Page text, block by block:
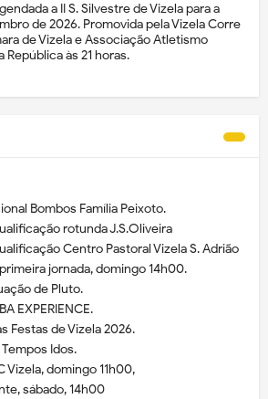
a II S. Silvestre de Vizela para a
de 2026. Promovida pela Vizela Corre
de Vizela e Associação Atletismo
República às 21 horas.
Bombos Família Peixoto.
rotunda J.S.Oliveira
Centro Pastoral Vizela S. Adrião
jornada, domingo 14h00.
de Pluto.
EXPERIENCE.
Festas de Vizela 2026.
Idos.
Vizela, domingo 11h00,
sábado, 14h00